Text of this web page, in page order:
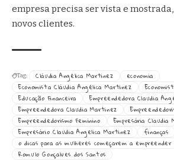
empresa precisa ser vista e
novos clientes.
Tag: Cláudia Angélica Martinez
economia
Economista Cláudia Angélica Martinez
Educação Financeira
Empreendedora Claudia
Empreendedora Claudia Martinez
Empreendedorismo Feminino
Empresária Claudia
Empresário Claudia Angelica Martinez
finanças
o dicas para as mulheres começarem a empreender
Romulo Gonçalves dos Santos